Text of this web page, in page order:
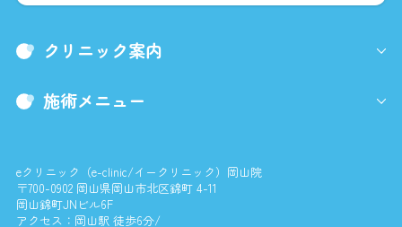
クリニック案内
施術メニュー
eクリニック（e-clinic/イークリニック）岡山院
〒700-0902 岡山県岡山市北区錦町 4-11
岡山錦町JNビル6F
アクセス：岡山駅 徒歩6分/